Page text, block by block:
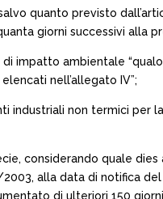
quanto previsto
giorni successivi alla
impatto ambientale
nell’allegato IV”;
industriali non termici
considerando quale
alla data di notifica
di ulteriori 150